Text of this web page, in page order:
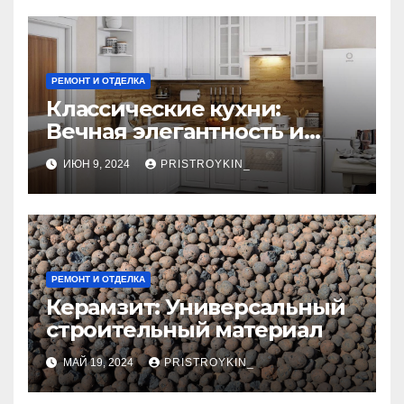
РЕМОНТ И ОТДЕЛКА
Классические кухни:
Вечная элегантность и
практичность
ИЮН 9, 2024 PRISTROYKIN_
РЕМОНТ И ОТДЕЛКА
Керамзит: Универсальный
строительный материал
МАЙ 19, 2024 PRISTROYKIN_